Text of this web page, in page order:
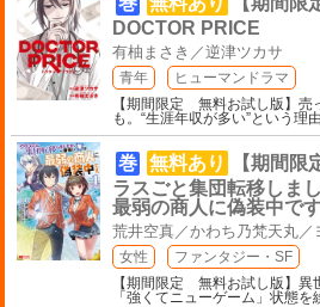
DOCTOR PRICE
有柚まさき／逆津ツカサ
青年
ヒューマンドラマ
【期間限定 無料お試し版】売
も。“生涯年収が多い”という理
巻 無料あり
【期間
ラスごと集団転移しま
最弱の商人に偽装中です
荒井空真／かわち乃梵天丸／
女性
ファンタジー・SF
【期間限定 無料お試し版】異
「強くてニューゲーム」状態